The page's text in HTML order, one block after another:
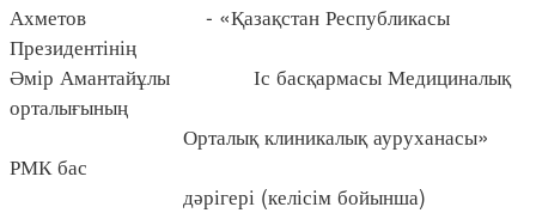
Ахметов - «Қазақстан Республикасы
Президентінің
Әмір Амантайұлы Іс басқармасы Медициналық
орталығының
Орталық клиникалық ауруханасы»
РМК бас
дәрігері (келісім бойынша)